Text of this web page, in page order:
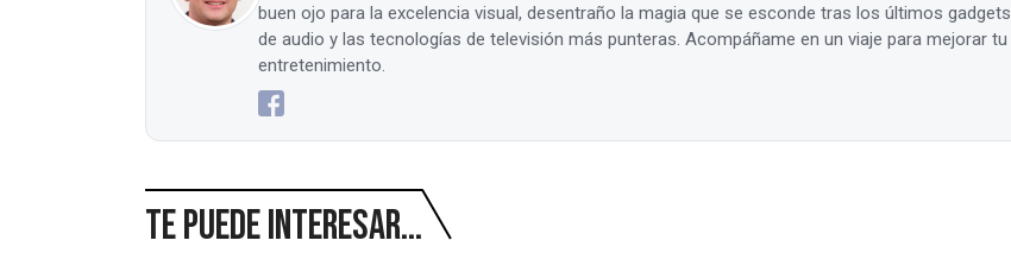
buen ojo para la excelencia visual, desentraño la magia que se esconde tras los últimos gadgets
de audio y las tecnologías de televisión más punteras. Acompáñame en un viaje para mejorar tu
entretenimiento.
Te puede interesar...